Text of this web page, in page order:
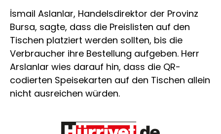
İsmail Aslanlar, Handelsdirektor der Provinz
Bursa, sagte, dass die Preislisten auf den
Tischen platziert werden sollten, bis die
Verbraucher ihre Bestellung aufgeben. Herr
Arslanlar wies darauf hin, dass die QR-
codierten Speisekarten auf den Tischen allein
nicht ausreichen würden.